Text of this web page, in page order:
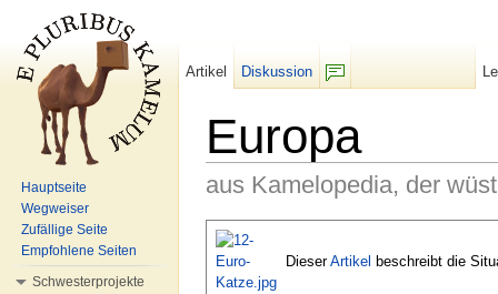
Europa
aus Kamelopedia, der
DieserArtikel beschreibt die
Artikel
Diskussion
Hauptseite
Wegweiser
Zufällige Seite
Empfohlene Seiten
Schwesterprojekte